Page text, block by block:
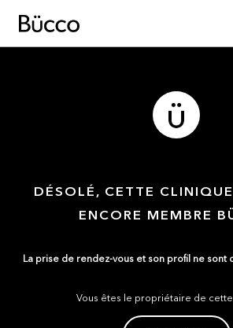
DÉSOLÉ, CETTE
ENCORE MEMBRE
La prise de rendez-vous et son profil ne sont
Vous êtes le propriétaire de